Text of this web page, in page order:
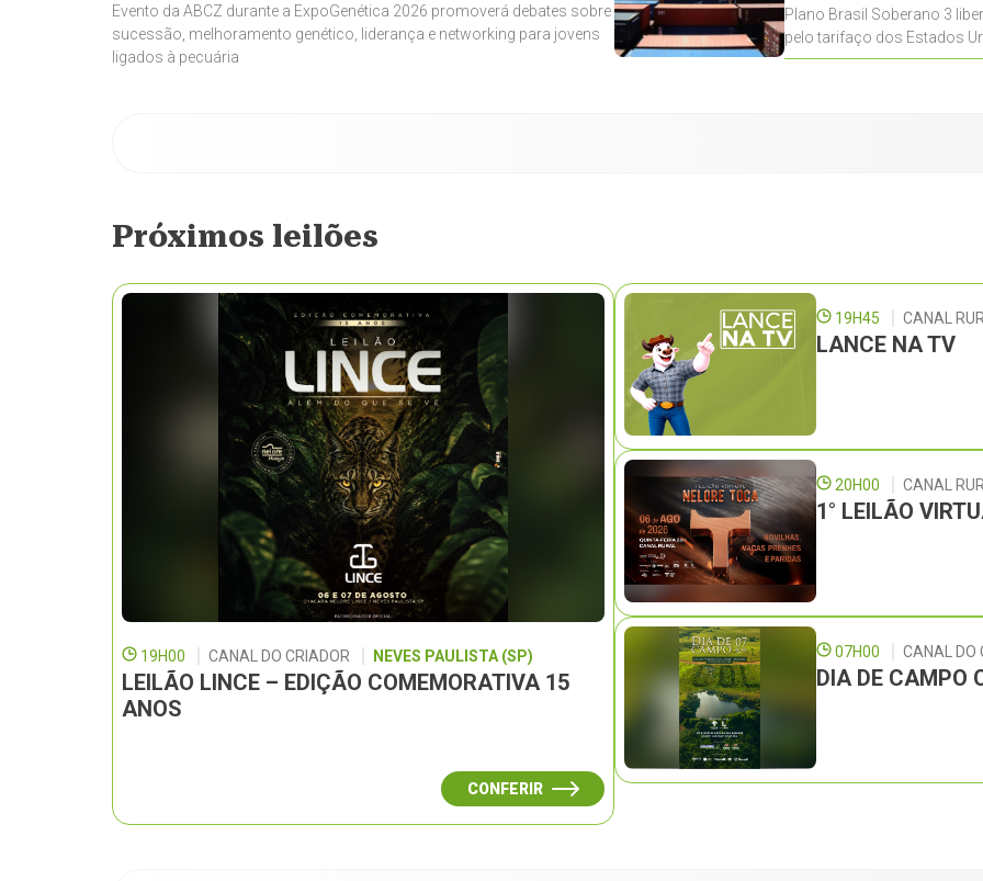
Evento da ABCZ durante a ExpoGenética 2026 promoverá debates sobre
sucessão, melhoramento genético, liderança e networking para jovens
ligados à pecuária
Plano Brasil Soberano 3
pelo tarifaço dos Estados
contemplados
Próximos leilões
19H00 CANAL DO CRIADOR NEVES PAULISTA (SP)
LEILÃO LINCE – EDIÇÃO COMEMORATIVA 15
ANOS
CONFERIR
19H45 CANAL
LANCE NA TV
20H00 CANAL
1° LEILÃO
07H00 CANAL DO
DIA DE CAMPO